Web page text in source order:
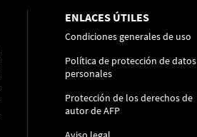
ENLACES ÚTILES
Condiciones generales de uso
Política de protección de datos
personales
Protección de los derechos de
autor de AFP